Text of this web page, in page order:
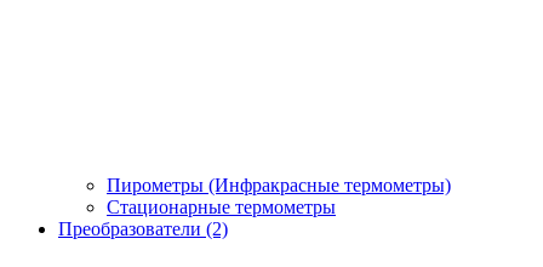
Пирометры (Инфракрасные термометры)
Стационарные термометры
Преобразователи (2)